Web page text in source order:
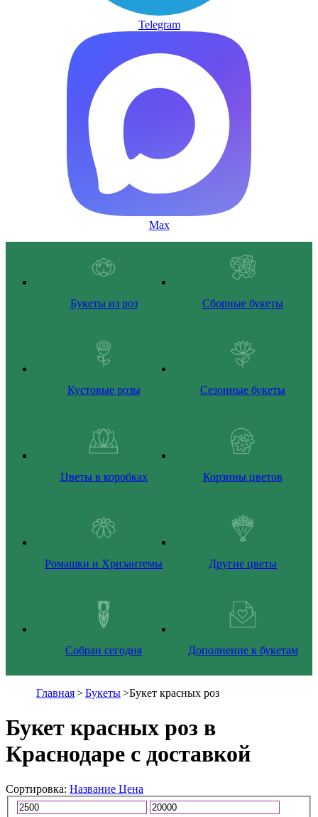
Telegram
Max
Букеты из роз Сборные букеты
Кустовые розы Сезонные букеты
Цветы в коробках Корзины цветов
Ромашки и Хризантемы Другие цветы
Собран сегодня Дополнение к букетам
Главная>Букеты>Букет красных роз
Букет красных роз в
Краснодаре с доставкой
Сортировка: Название Цена